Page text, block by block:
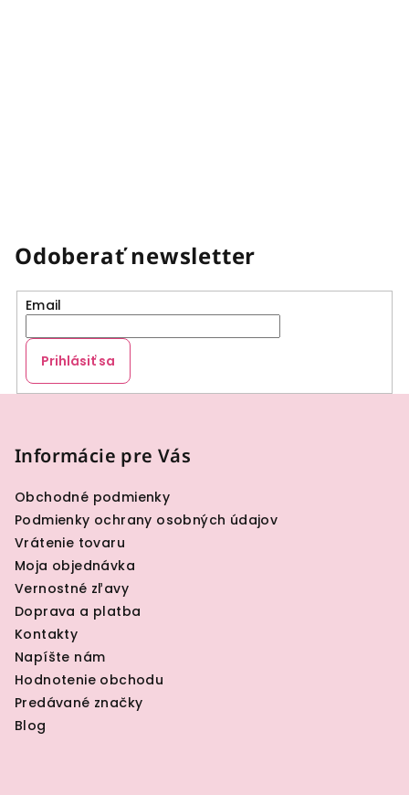
Odoberať newsletter
Email
Prihlásiť sa
Informácie pre Vás
Obchodné podmienky
Podmienky ochrany osobných údajov
Vrátenie tovaru
Moja objednávka
Vernostné zľavy
Doprava a platba
Kontakty
Napíšte nám
Hodnotenie obchodu
Predávané značky
Blog